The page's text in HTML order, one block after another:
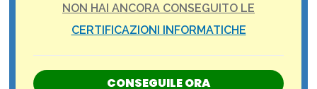
NON HAI ANCORA CONSEGUITO LE
CERTIFICAZIONI INFORMATICHE
CONSEGUILE ORA